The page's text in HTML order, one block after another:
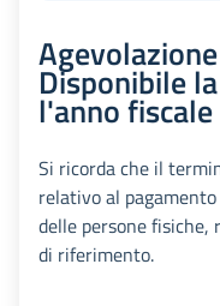
Disponibile
l'anno
Si ricorda che il
relativo al
delle persone
di riferimento.